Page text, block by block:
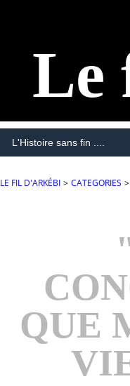
Le
L'Histoire sans fin ....
LE FIL D'ARKÉBI > CATEGORIES >
QUE